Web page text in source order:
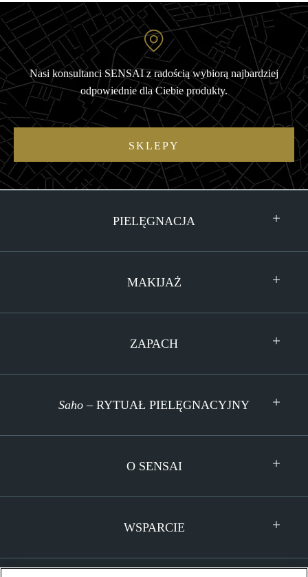
Nasi konsultanci SENSAI z radością wybiorą najbardziej
odpowiednie dla Ciebie produkty.
SKLEPY
PIELĘGNACJA
MAKIJAŻ
ZAPACH
Saho – RYTUAŁ PIELĘGNACYJNY
O SENSAI
WSPARCIE